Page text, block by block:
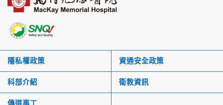
隱私權政策 資通安全政策
科部介紹 衛教資訊